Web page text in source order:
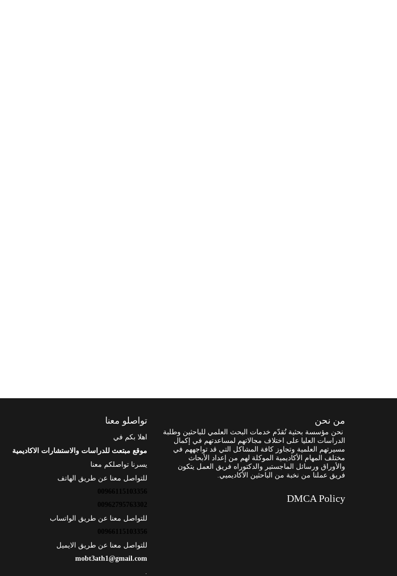
من نحن
نحن مؤسسة بحثية تُقدّم خدمات البحث العلمي للباحثين وطلبة
الدراسات العليا على اختلاف مجالاتهم لمساعدتهم في إكمال
مسيرتهم العلمية وتجاوز كافة المشاكل التي قد تواجههم في
مختلف المهام الأكاديمية الموكلة لهم من إعداد الأبحاث
والأوراق ورسائل الماجستير والدكتوراه فريق العمل يتكون
فريق عملنا من نخبة من الباحثين الأكاديميي.
DMCA Policy
تواصلو معنا
اهلا بكم في
موقع مبتعث للدراسات والاستشارات الاكاديمية
يسرنا تواصلكم معنا
للتواصل معنا عن طريق الهاتف
00966115103356
00962795763302
للتواصل معنا عن طريق الواتساب
00966115103356
للتواصل معنا عن طريق الايميل
mobt3ath1@gmail.com